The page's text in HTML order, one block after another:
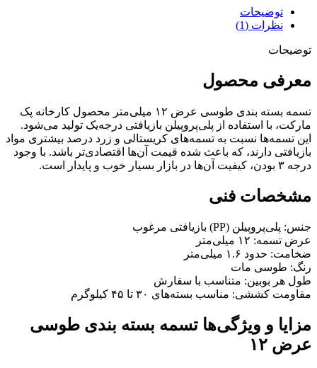
توضیحات
نظرات (1)
توضیحات
معرفی محصول
تسمه بسته بندی طوسی عرض ۱۲ میلی‌متر محصول کارخانه پک
مارکت، با استفاده از پلی‌پروپیلن بازیافتی درجه‌یک تولید می‌شود.
این تسمه‌ها نسبت به تسمه‌های کریستالی و زرد درصد بیشتری مواد
بازیافتی دارند، که باعث شده قیمت آن‌ها اقتصادی‌تر باشد. با وجود
درجه ۳ بودن، کیفیت آن‌ها در بازار بسیار خوب و پایدار است.
مشخصات فنی
جنس: پلی‌پروپیلن (PP) بازیافتی مرغوب
عرض تسمه: ۱۲ میلی‌متر
ضخامت: حدود ۱.۶ میلی‌متر
رنگ: طوسی مات
طول هر بوبین: متناسب با سفارش
مقاومت کششی: مناسب بسته‌های ۳۰ تا ۴۵ کیلوگرم
مزایا و ویژگی‌ها تسمه بسته بندی طوسی
عرض ۱۲